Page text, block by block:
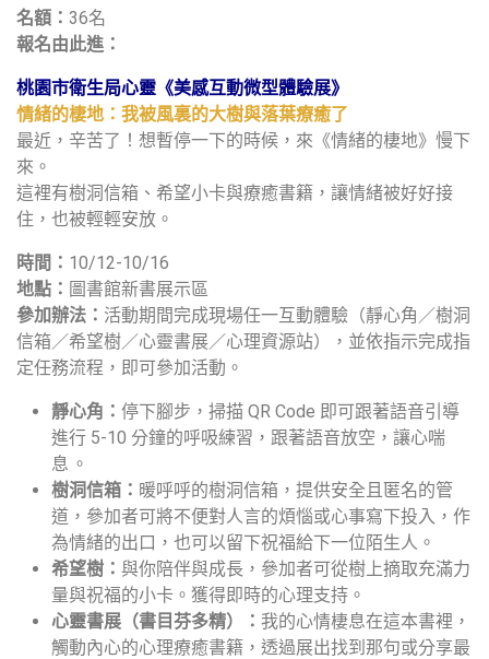
名額： 36名
報名由此進：
桃園市衛生局心靈《美感互動微型體驗展》
情緒的棲地：我被風裏的大樹與落葉療癒了
最近，辛苦了！想暫停一下的時候，來《情緒的棲地》慢下
來。
這裡有樹洞信箱、希望小卡與療癒書籍，讓情緒被好好接
住，也被輕輕安放。
時間： 10/12-10/16
地點： 圖書館新書展示區
參加辦法： 活動期間完成現場任一互動體驗（靜心角／樹洞
信箱／希望樹／心靈書展／心理資源站），並依指示完成指
定任務流程，即可參加活動。
靜心角： 停下腳步，掃描 QR Code 即可跟著語音引導
進行 5-10 分鐘的呼吸練習，跟著語音放空，讓心喘
息 。
樹洞信箱： 暖呼呼的樹洞信箱，提供安全且匿名的管
道，參加者可將不便對人言的煩惱或心事寫下投入，作
為情緒的出口，也可以留下祝福給下一位陌生人。
希望樹： 與你陪伴與成長，參加者可從樹上摘取充滿力
量與祝福的小卡。獲得即時的心理支持。
心靈書展（書目芬多精）： 我的心情棲息在這本書裡，
觸動內心的心理療癒書籍，透過展出找到那句或分享最